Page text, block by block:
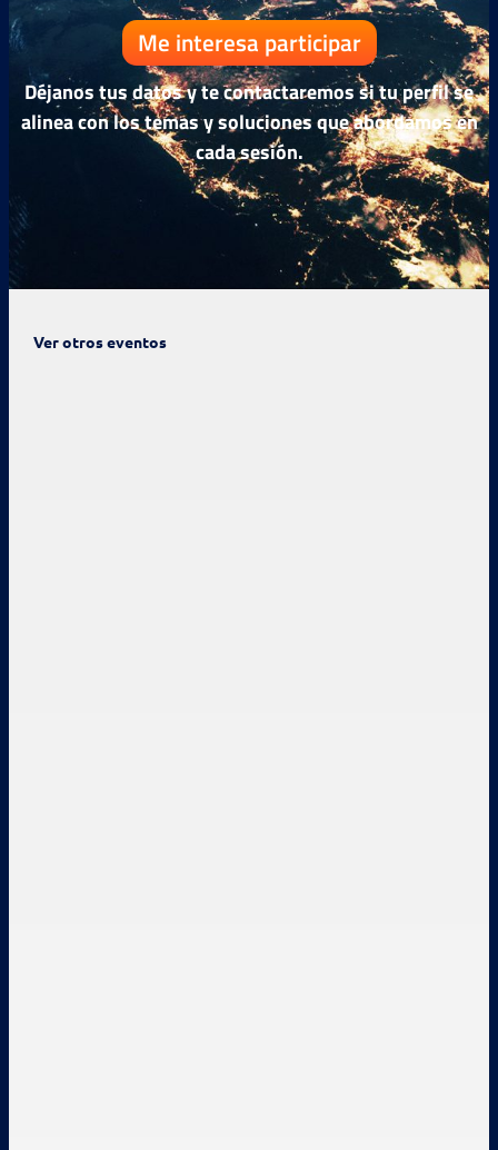
Me interesa participar
Déjanos tus datos y te contactaremos si tu perfil se
alinea con los temas y soluciones que abordamos en
cada sesión.
Ver otros eventos